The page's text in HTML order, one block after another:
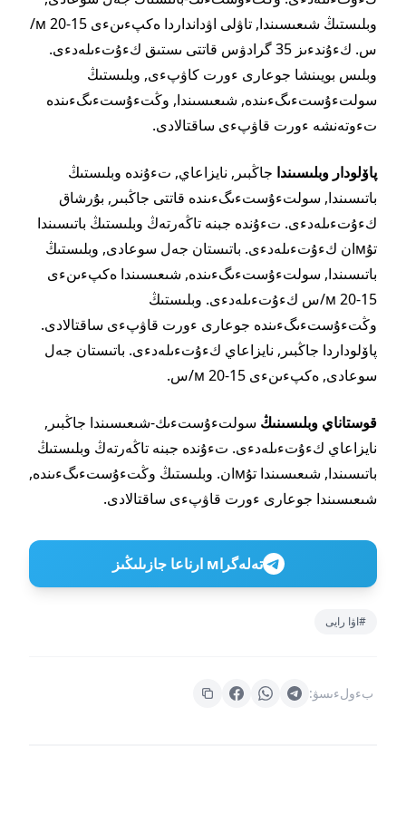
وبلىستىڭ شىعىسىندا, تاۋلى اۋدانداردا ەكپءىنءى 15-20 м/
س. كءۇندءىز 35 گرادۋس قاتتى ىستىق كءۇتءىلەدءى.
وبلىس بويىنشا جوعارى ءورت كاۋپءى, وبلىستىڭ
سولتءۇستءىگءىندە, شىعىسىندا, وڭتءۇستءىگءىندە
تءوتەنشە ءورت قاۋپءى ساقتالادى.
پاۆلودار وبلىسىندا جاڭبىر, نايزاعاي, تءۇندە وبلىستىڭ
باتىسىندا, سولتءۇستءىگءىندە قاتتى جاڭبىر, بۇرشاق
كءۇتءىلەدءى. تءۇندە جبنە تاڭەرتەڭ وبلىستىڭ باتىسىندا
تۇмان كءۇتءىلەدءى. باتىستان جەل سوعادى, وبلىستىڭ
باتىسىندا, سولتءۇستءىگءىندە, شىعىسىندا ەكپءىنءى
15-20 м/س كءۇتءىلەدءى. وبلىستىڭ
وڭتءۇستءىگءىندە جوعارى ءورت قاۋپءى ساقتالادى.
پاۆلوداردا جاڭبىر, نايزاعاي كءۇتءىلەدءى. باتىستان جەل
سوعادى, ەكپءىنءى 15-20 м/س.
قوستاناي وبلىسىنىڭ سولتءۇستءىك-شىعىسىندا جاڭبىر,
نايزاعاي كءۇتءىلەدءى. تءۇندە جبنە تاڭەرتەڭ وبلىستىڭ
باتىسىندا, شىعىسىندا تۇмان. وبلىستىڭ وڭتءۇستءىگءىندە,
شىعىسىندا جوعارى ءورت قاۋپءى ساقتالادى.
تەلەگراм ارناعا جازىلىڭىز
#اۋا رايى
بءولءىسۋ: